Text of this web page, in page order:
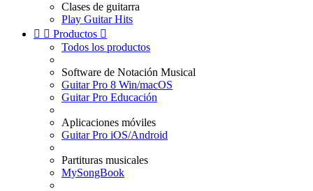
Clases de guitarra
Play Guitar Hits
  Productos 
Todos los productos
Software de Notación Musical
Guitar Pro 8 Win/macOS
Guitar Pro Educación
Aplicaciones móviles
Guitar Pro iOS/Android
Partituras musicales
MySongBook